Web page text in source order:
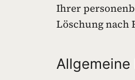
Ihrer
Löschung nach